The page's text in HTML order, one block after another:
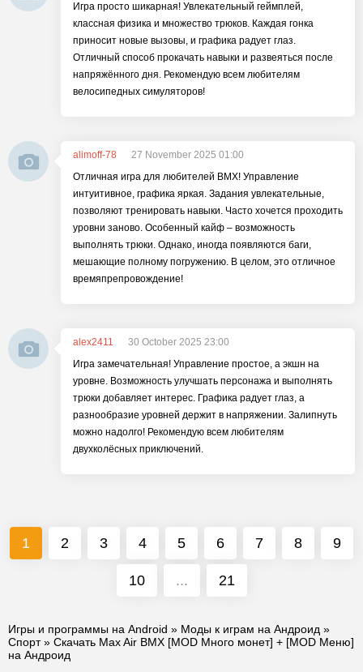
Игра просто шикарная! Увлекательный геймплей,
классная физика и множество трюков. Каждая гонка
приносит новые вызовы, и графика радует глаз.
Отличный способ прокачать навыки и развеяться после
напряжённого дня. Рекомендую всем любителям
велосипедных симуляторов!
alimoff-78
27 November 2025 01:00
Отличная игра для любителей BMX! Управление
интуитивное, графика яркая. Задания увлекательные,
позволяют тренировать навыки. Часто хочется проходить
уровни заново. Особенный кайф – возможность
выполнять трюки. Однако, иногда появляются баги,
мешающие полному погружению. В целом, это отличное
времяпрепровождение!
alex2411
30 October 2025 23:00
Игра замечательная! Управление простое, а экшн на
уровне. Возможность улучшать персонажа и выполнять
трюки добавляет интерес. Графика радует глаз, а
разнообразие уровней держит в напряжении. Залипнуть
можно надолго! Рекомендую всем любителям
двухколёсных приключений.
1 2 3 4 5 6 7 8 9
10 ... 21
Игры и программы на Android » Моды к играм на Андроид »
Спорт» Скачать Max Air BMX [MOD Много монет] + [MOD Меню]
на Андроид